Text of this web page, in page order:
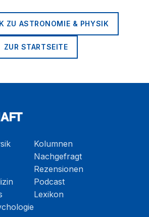
ZU ASTRONOMIE & PHYSIK
ZUR STARTSEITE
Kolumnen
Nachgefragt
Rezensionen
Podcast
Lexikon